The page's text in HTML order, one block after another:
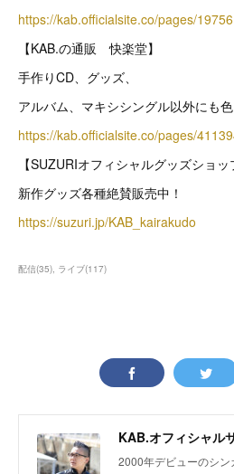
https://kab.officialsite.co/pages/
【KAB.の通販 快楽堂】
手作りCD、グッズ、
アルバム、マキシシングル以外にも
https://kab.officialsite.co/pages/
【SUZURIオフィシャルグッズショッ
新作グッズ各種絶賛販売中！
https://suzuri.jp/KAB_kairakudo
配信(35) ライブ(117)
KAB.オフィシャル
2000年デビューのシ